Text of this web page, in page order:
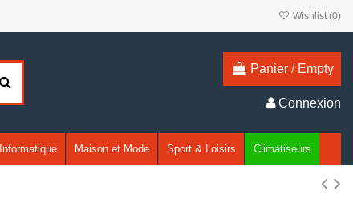
Wishlist (0)
Panier / Empty
Connexion
Maison et Mode Sport & Loisirs Climatiseurs